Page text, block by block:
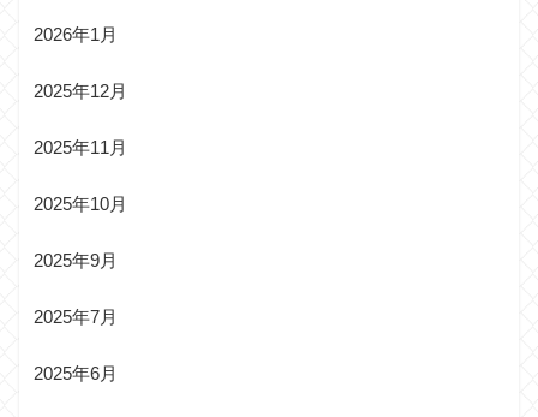
2026年1月
2025年12月
2025年11月
2025年10月
2025年9月
2025年7月
2025年6月